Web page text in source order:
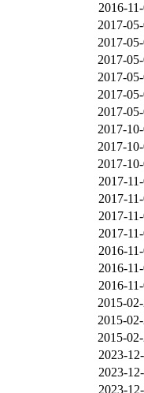
2016-
2017-
2017-
2017-
2017-
2017-
2017-
2017-
2017-
2017-
2017-
2017-
2017-
2017-
2016-
2016-
2016-
2015-
2015-
2015-
2023-
2023-
2023-